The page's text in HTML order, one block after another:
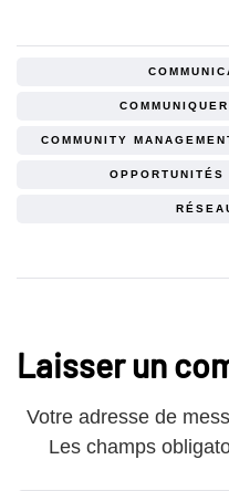
COMMUNITY
Laisser un
Votre adresse de
Les champs